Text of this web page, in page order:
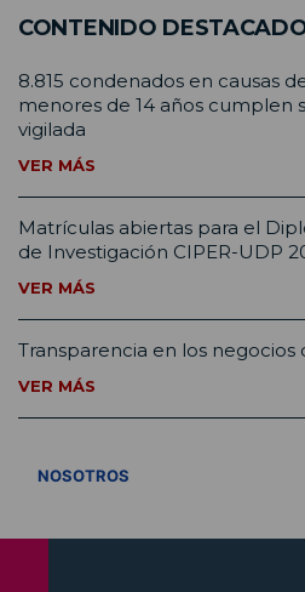
CONTENIDO
8.815 condenados en causas
menores de 14 años cumplen
vigilada
VER MÁS
Matrículas abiertas para el
de Investigación CIPER-UDP
VER MÁS
Transparencia en los negocios
VER MÁS
NOSOTROS